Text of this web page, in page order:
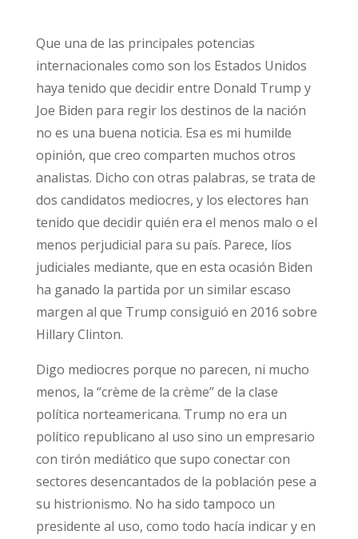
Que una de las principales potencias
internacionales como son los Estados Unidos
haya tenido que decidir entre Donald Trump y
Joe Biden para regir los destinos de la nación
no es una buena noticia. Esa es mi humilde
opinión, que creo comparten muchos otros
analistas. Dicho con otras palabras, se trata de
dos candidatos mediocres, y los electores han
tenido que decidir quién era el menos malo o el
menos perjudicial para su país. Parece, líos
judiciales mediante, que en esta ocasión Biden
ha ganado la partida por un similar escaso
margen al que Trump consiguió en 2016 sobre
Hillary Clinton.
Digo mediocres porque no parecen, ni mucho
menos, la “crème de la crème” de la clase
política norteamericana. Trump no era un
político republicano al uso sino un empresario
con tirón mediático que supo conectar con
sectores desencantados de la población pese a
su histrionismo. No ha sido tampoco un
presidente al uso, como todo hacía indicar y en